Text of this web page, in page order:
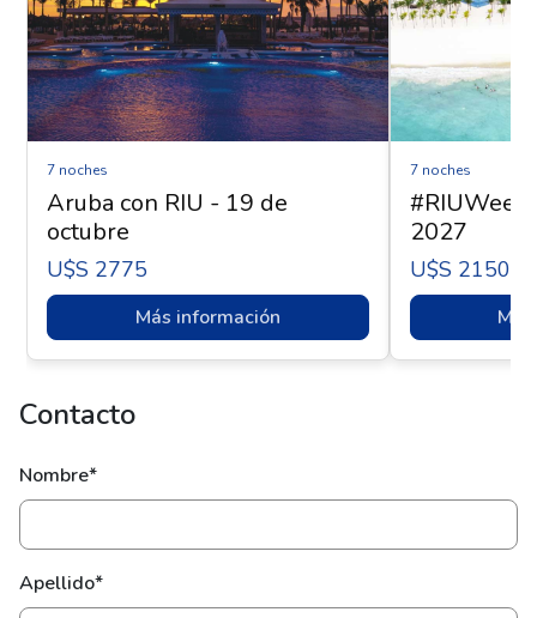
7 noches
Aruba con RIU - 19 de
octubre
U$s 2775
Más información
7 noches
#RIUWeek
2027
U$s 2150
Contacto
Nombre*
Apellido*